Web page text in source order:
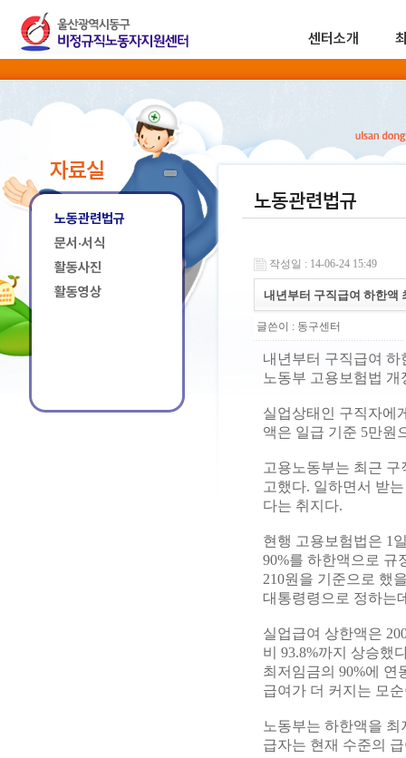
센터소개
자료실
노동관련법규
문서·서식
활동사진
활동영상
노동관련법규
작성일 : 14-06-24 15:49
내년부터 구직급여 하한액
글쓴이 : 동구센터
내년부터 구직급여 하
노동부 고용보험법
실업상태인 구직자에
액은 일급 기준 5만원
고용노동부는 최근
고했다. 일하면서 받
다는 취지다.
현행 고용보험법은 1
90%를 하한액으로 규
210원을 기준으로 했
대통령령으로 정하는
실업급여 상한액은
비 93.8%까지 상승했
최저임금의 90%에
급여가 더 커지는 모
노동부는 하한액을
급자는 현재 수준의